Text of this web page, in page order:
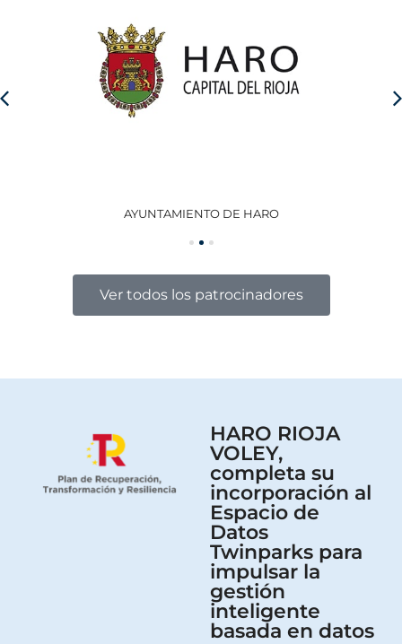
AYUNTAMIENTO DE HARO
Ver todos los patrocinadores
HARO RIOJA
VOLEY,
completa su
incorporación al
Espacio de
Datos
Twinparks para
impulsar la
gestión
inteligente
basada en datos